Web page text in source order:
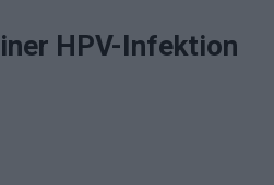
HPV-Infektion